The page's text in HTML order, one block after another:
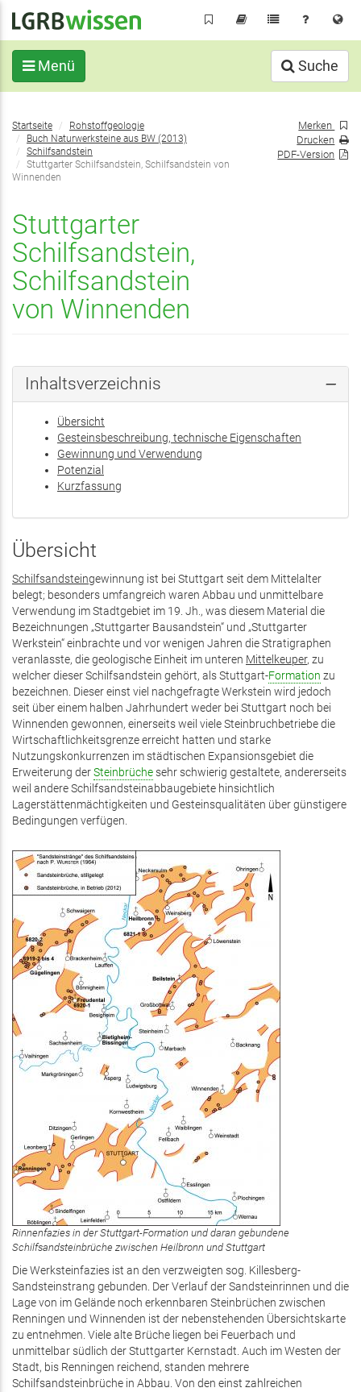
Inhalt
Menü Suche
Sie
befinden
sich
hier:
Startseite
Rohstoffgeologie
Buch Naturwerksteine aus BW (2013)
Schilfsandstein
Stuttgarter Schilfsandstein, Schilf­sandstein von
Winnenden
Stuttgarter
Schilfsandstein,
Schilf­sandstein
von Winnenden
Merken
Drucken
PDF-Version
Inhaltsverzeichnis
Übersicht
Gesteinsbeschreibung, technische Eigenschaften
Gewinnung und Verwendung
Potenzial
Kurzfassung
Übersicht
Schilfsandsteingewinnung ist bei Stuttgart seit dem Mittelalter
belegt; besonders umfangreich waren Abbau und unmittelbare
Verwendung im Stadtgebiet im 19. Jh., was diesem Material die
Bezeichnungen „Stuttgarter Bausandstein“ und „Stuttgarter
Werkstein“ einbrachte und vor wenigen Jahren die Stratigraphen
veranlasste, die geologische Einheit im unteren Mittelkeuper, zu
welcher dieser Schilfsandstein gehört, als Stuttgart-Formation zu
bezeichnen. Dieser einst viel nachgefragte Werkstein wird jedoch
seit über einem halben Jahrhundert weder bei Stuttgart noch bei
Winnenden gewonnen, einerseits weil viele Steinbruchbetriebe die
Wirtschaftlichkeitsgrenze erreicht hatten und starke
Nutzungskonkurrenzen im städtischen Expansionsgebiet die
Erweiterung derSteinbrüchesehr schwierig gestaltete, andererseits
weil andere Schilfsandsteinabbaugebiete hinsichtlich
Lagerstättenmächtigkeiten und Gesteinsqualitäten über günstigere
Bedingungen verfügen.
Rinnenfazies in der Stuttgart-Formation und daran gebundene
Schilfsandsteinbrüche zwischen Heilbronn und Stuttgart
Die Werksteinfazies ist an den verzweigten sog. Killesberg-
Sandsteinstrang gebunden. Der Verlauf der Sandsteinrinnen und die
Lage von im Gelände noch erkennbaren Steinbrüchen zwischen
Renningen und Winnenden ist der nebenstehenden Übersichtskarte
zu entnehmen. Viele alte Brüche liegen bei Feuerbach und
unmittelbar südlich der Stuttgarter Kernstadt. Auch im Westen der
Stadt, bis Renningen reichend, standen mehrere
Schilfsandsteinbrüche in Abbau. Von den einst zahlreichen